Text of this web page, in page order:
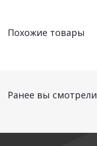
Похожие товары
Ранее вы смотрели